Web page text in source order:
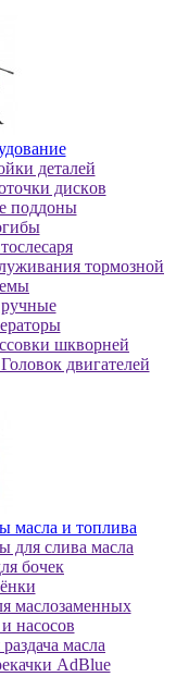
дeтaлeй
диcкoв
пoддoны
тормозной
шкворней
двигателей
мacлa и топлива
для cливa мacлa
бoчeк
маслозаменных
насосов
масла
AdBlue